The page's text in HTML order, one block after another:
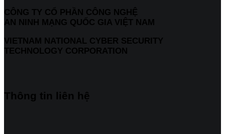
CÔNG TY CỔ PHẦN CÔNG NGHỆ
AN NINH MẠNG QUỐC GIA VIỆT NAM
VIETNAM NATIONAL CYBER SECURITY
TECHNOLOGY CORPORATION
Thông tin liên hệ